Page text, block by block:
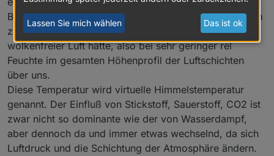
Bewölkungsberechnung. Jetzt brauchen wir noch einen
zweiten Punkt und das ist die Temperatur, die man bei
wolkenfreier Luft hätte, also bei sehr geringer rel
Feuchte im gesamten Höhenprofil der Luftschichten
über uns.
Diese Temperatur wird virtuelle Himmelstemperatur
genannt. Der Einfluß von Stickstoff, Sauerstoff, CO2 ist
zwar nicht so dominante wie der von Wasserdampf,
aber dennoch da und immer etwas wechselnd, da sich
Luftdruck und die Schichtung der Atmosphäre ändern.
Lassen Sie mich wählen Das ist ok